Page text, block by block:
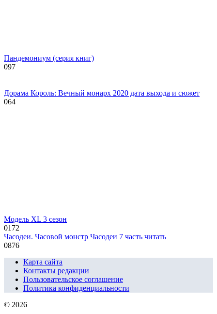
Пандемониум (серия книг)
097
Дорама Король: Вечный монарх 2020 дата выхода и сюжет
064
Модель XL 3 сезон
0172
Часодеи. Часовой монстр Часодеи 7 часть читать
0876
Карта сайта
Контакты редакции
Пользовательское соглашение
Политика конфиденциальности
© 2026